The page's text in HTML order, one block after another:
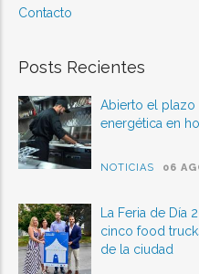
Contacto
Posts Recientes
Abierto el plazo
energética en
NOTICIAS 06
La Feria de
cinco food
de la ciudad